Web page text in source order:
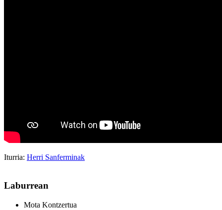
Iturria: Herri Sanferminak
Laburrean
Mota Kontzertua